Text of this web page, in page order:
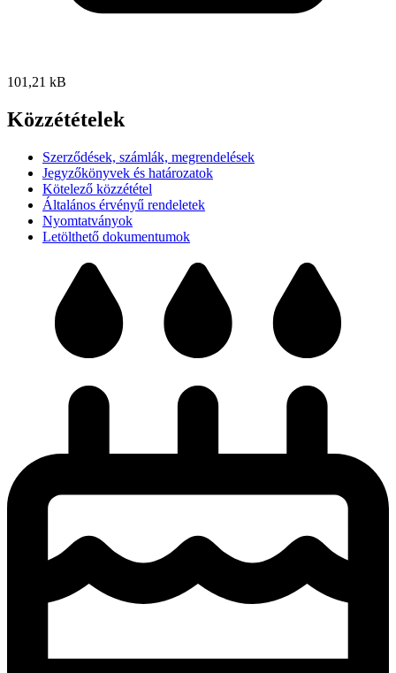
101,21 kB
Közzétételek
Szerződések, számlák, megrendelések
Jegyzőkönyvek és határozatok
Kötelező közzététel
Általános érvényű rendeletek
Nyomtatványok
Letölthető dokumentumok